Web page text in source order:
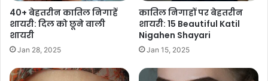
40+ बेहतरीन कातिल निगाहें
शायरी: दिल को छूने वाली
शायरी
Jan 28, 2025
कातिल निगाहों पर बेहतरीन
शायरी: 15 Beautiful Katil
Nigahen Shayari
Jan 15, 2025